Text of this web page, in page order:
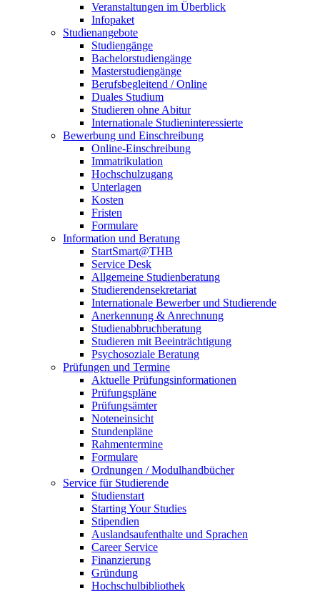
Veranstaltungen im Überblick
Infopaket
Studienangebote
Studiengänge
Bachelorstudiengänge
Masterstudiengänge
Berufsbegleitend / Online
Duales Studium
Studieren ohne Abitur
Internationale Studieninteressierte
Bewerbung und Einschreibung
Online-Einschreibung
Immatrikulation
Hochschulzugang
Unterlagen
Kosten
Fristen
Formulare
Information und Beratung
StartSmart@THB
Service Desk
Allgemeine Studienberatung
Studierendensekretariat
Internationale Bewerber und Studierende
Anerkennung & Anrechnung
Studienabbruchberatung
Studieren mit Beeinträchtigung
Psychosoziale Beratung
Prüfungen und Termine
Aktuelle Prüfungsinformationen
Prüfungspläne
Prüfungsämter
Noteneinsicht
Stundenpläne
Rahmentermine
Formulare
Ordnungen / Modulhandbücher
Service für Studierende
Studienstart
Starting Your Studies
Stipendien
Auslandsaufenthalte und Sprachen
Career Service
Finanzierung
Gründung
Hochschulbibliothek